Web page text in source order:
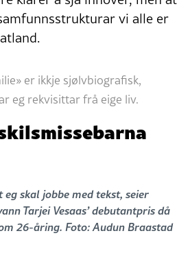
vi alle er
er ikkje sjølvbiografisk,
eg rekvisittar frå eige liv.
skal jobbe med tekst, seier
Tarjei Vesaas’ debutantpris då
26-åring. Foto: Audun Braastad